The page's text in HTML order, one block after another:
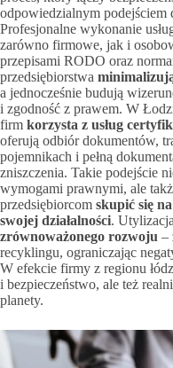
odpowiedzialnym podejściem
Profesjonalne wykonanie
zarówno firmowe, jak i
przepisami RODO oraz
przedsiębiorstwa
a jednocześnie budują
i zgodność z prawem. W
firm korzysta z usług
oferują odbiór dokumentów,
pojemnikach i pełną
zniszczenia. Takie podejście
wymogami prawnymi, ale
przedsiębiorcom skupić się
swojej działalności.
zrównoważonego rozwoju –
recyklingu, ograniczając
W efekcie firmy z regionu
i bezpieczeństwo, ale też
planety.